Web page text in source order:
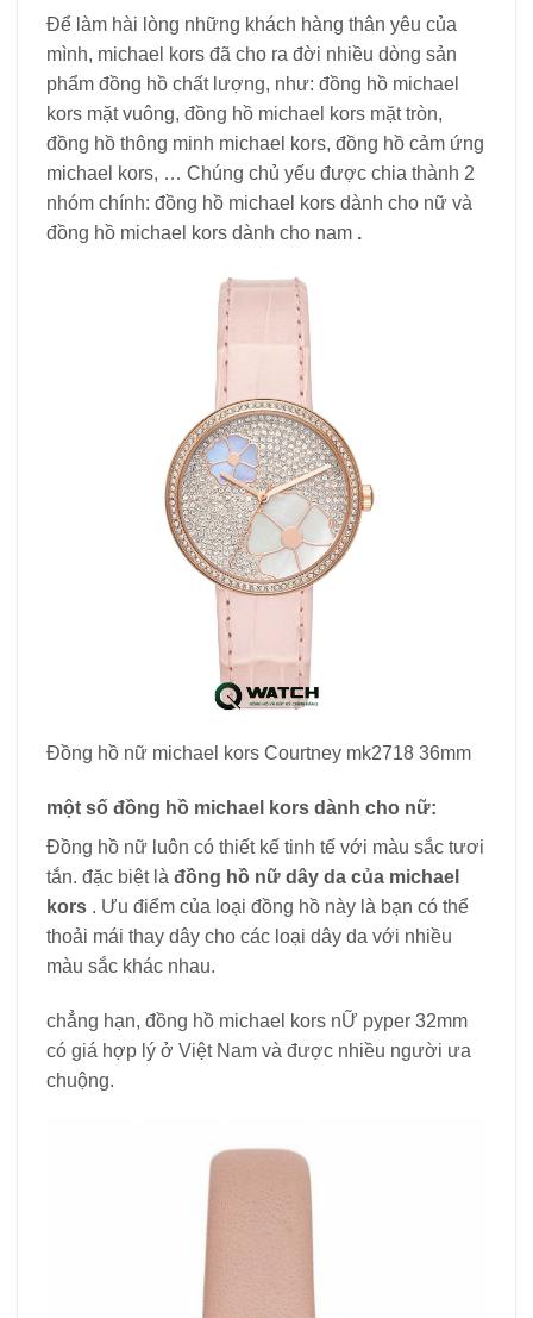
Để làm hài lòng những khách hàng thân yêu của
mình, michael kors đã cho ra đời nhiều dòng sản
phẩm đồng hồ chất lượng, như: đồng hồ michael
kors mặt vuông, đồng hồ michael kors mặt tròn,
đồng hồ thông minh michael kors, đồng hồ cảm ứng
michael kors, … Chúng chủ yếu được chia thành 2
nhóm chính: đồng hồ michael kors dành cho nữ và
đồng hồ michael kors dành cho nam .
Đồng hồ nữ michael kors Courtney mk2718 36mm
một số đồng hồ michael kors dành cho nữ:
Đồng hồ nữ luôn có thiết kế tinh tế với màu sắc tươi
tắn. đặc biệt là đồng hồ nữ dây da của michael
kors . Ưu điểm của loại đồng hồ này là bạn có thể
thoải mái thay dây cho các loại dây da với nhiều
màu sắc khác nhau.
chẳng hạn, đồng hồ michael kors nỮ pyper 32mm
có giá hợp lý ở Việt Nam và được nhiều người ưa
chuộng.